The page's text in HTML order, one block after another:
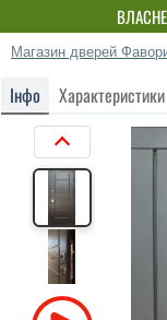
Магазин дверей
Інфо Характеристики